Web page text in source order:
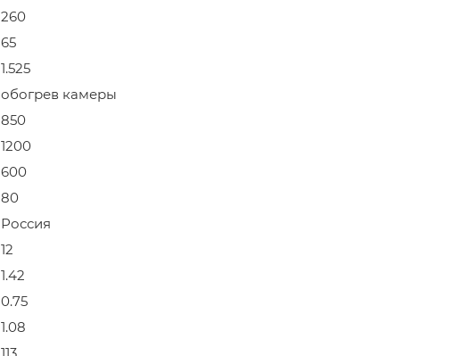
260
65
1.525
обогрев камеры
850
1200
600
80
Россия
12
1.42
0.75
1.08
113